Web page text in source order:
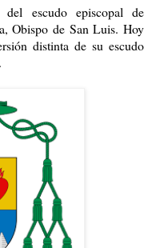
escudo episcopal de
Obispo de San Luis. Hoy
distinta de su escudo